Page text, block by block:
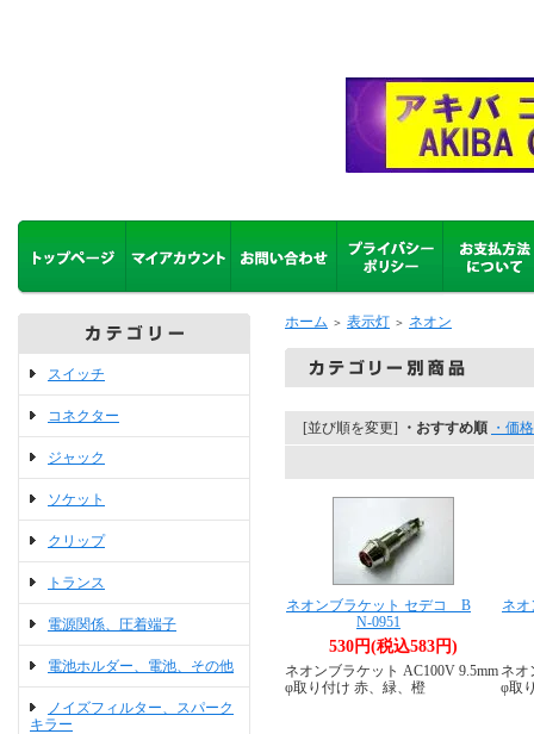
スイッチ
コネクター
ジャック
ソケット
クリップ
トランス
電源関係、圧着端子
電池ホルダー、電池、その他
ノイズフィルター、スパーク
キラー
ホーム ＞ 表示灯 ＞ ネオン
[並び順を変更] ・おすすめ順 ・価
ネオンブラケット セデコ B
N-0951
530円(税込583円)
ネオンブラケット AC100V 9.5mm
φ取り付け 赤、緑、橙
ネ
ネオ
φ取